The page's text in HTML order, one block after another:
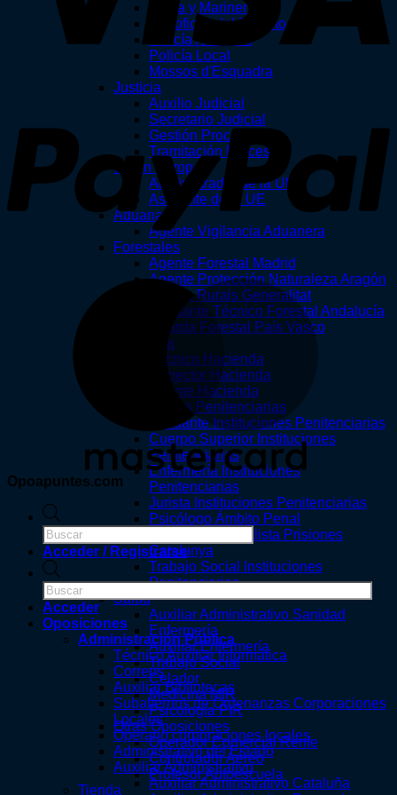
Tropa y Marinería
Suboficial del Ejército
Policía Nacional
Policía Local
Mossos d'Esquadra
Justicia
Auxilio Judicial
Secretario Judicial
Gestión Procesal
Tramitación Procesal
Unión Europea
Administrador de la UE
Asistente de la UE
Aduanas
Agente Vigilancia Aduanera
Forestales
Agente Forestal Madrid
Agente Protección Naturaleza Aragón
Agents Rurals Generalitat
Ayudante Técnico Forestal Andalucía
Guarda Forestal País Vasco
Hacienda
Técnico Hacienda
Inspector Hacienda
Agente Hacienda
Instituciones Penitenciarias
Ayudante Instituciones Penitenciarias
Cuerpo Superior Instituciones
Penitenciarias
Enfermería Instituciones
Penitenciarias
Jurista Instituciones Penitenciarias
Psicólogo Ámbito Penal
Técnico Especialista Prisiones
Catalunya
Trabajo Social Instituciones
Penitenciarias
Salud
Auxiliar Administrativo Sanidad
Enfermería
Auxiliar Enfermería
Trabajo Social
Celador
Medicina MIR
Psicología PIR
Otras Oposiciones
Operador Comercial Renfe
Controlador Aéreo
Profesor Autoescuela
Tienda
Opoapuntes.com
de
productos
Acceder / Registrarse
de
productos
Acceder
Oposiciones
Administración Pública
Técnico Auxiliar Informática
Correos
Auxiliar Bibliotecas
Subalternos de Ordenanzas Corporaciones
Locales
Operario corporaciones locales
Administrativo del Estado
Auxiliar Administrativo
Auxiliar Administrativo Cataluña